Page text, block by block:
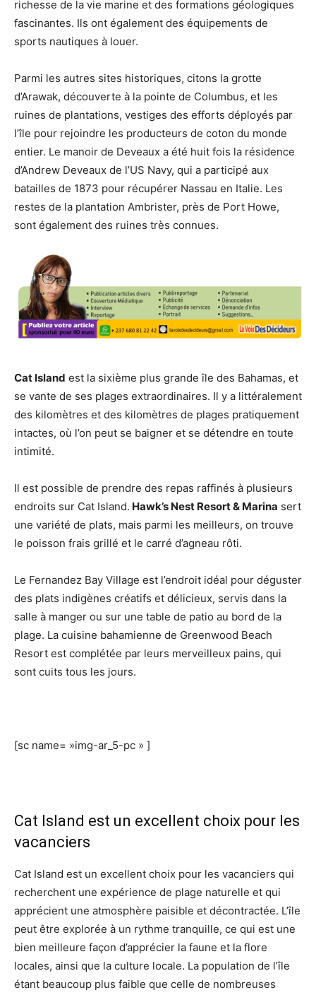
richesse de la vie marine et des formations géologiques
fascinantes. Ils ont également des équipements de
sports nautiques à louer.
Parmi les autres sites historiques, citons la grotte
d’Arawak, découverte à la pointe de Columbus, et les
ruines de plantations, vestiges des efforts déployés par
l’île pour rejoindre les producteurs de coton du monde
entier. Le manoir de Deveaux a été huit fois la résidence
d’Andrew Deveaux de l’US Navy, qui a participé aux
batailles de 1873 pour récupérer Nassau en Italie. Les
restes de la plantation Ambrister, près de Port Howe,
sont également des ruines très connues.
Cat Island est la sixième plus grande île des Bahamas, et
se vante de ses plages extraordinaires. Il y a littéralement
des kilomètres et des kilomètres de plages pratiquement
intactes, où l’on peut se baigner et se détendre en toute
intimité.
Il est possible de prendre des repas raffinés à plusieurs
endroits sur Cat Island. Hawk’s Nest Resort & Marina sert
une variété de plats, mais parmi les meilleurs, on trouve
le poisson frais grillé et le carré d’agneau rôti.
Le Fernandez Bay Village est l’endroit idéal pour déguster
des plats indigènes créatifs et délicieux, servis dans la
salle à manger ou sur une table de patio au bord de la
plage. La cuisine bahamienne de Greenwood Beach
Resort est complétée par leurs merveilleux pains, qui
sont cuits tous les jours.
[sc name= »img-ar_5-pc » ]
Cat Island est un excellent choix pour les
vacanciers
Cat Island est un excellent choix pour les vacanciers qui
recherchent une expérience de plage naturelle et qui
apprécient une atmosphère paisible et décontractée. L’île
peut être explorée à un rythme tranquille, ce qui est une
bien meilleure façon d’apprécier la faune et la flore
locales, ainsi que la culture locale. La population de l’île
étant beaucoup plus faible que celle de nombreuses